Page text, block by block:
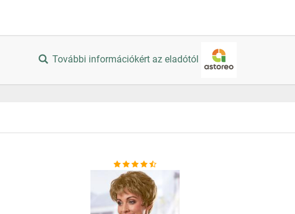
További információkért az eladótól